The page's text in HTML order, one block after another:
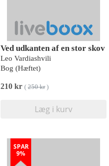
Ved udkanten af en stor skov
Leo Vardiashvili
Bog (Hæftet)
210 kr ( 250 kr)
Læg i kurv
SPAR
9%